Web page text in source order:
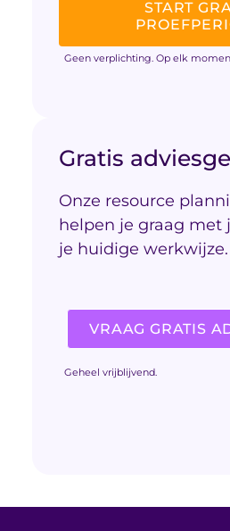
START
Geen verplichting. Op elk
Gratis
Onze resource
helpen je graag met
je huidige werkwijze.
VRAAG GRATIS
Geheel vrijblijvend.